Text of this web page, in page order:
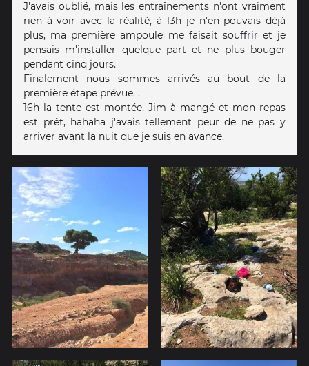
J'avais oublié, mais les entraînements n'ont vraiment
rien à voir avec la réalité, à 13h je n'en pouvais déjà
plus, ma première ampoule me faisait souffrir et je
pensais m'installer quelque part et ne plus bouger
pendant cinq jours.
Finalement nous sommes arrivés au bout de la
première étape prévue. .
16h la tente est montée, Jim à mangé et mon repas
est prêt, hahaha j'avais tellement peur de ne pas y
arriver avant la nuit que je suis en avance.